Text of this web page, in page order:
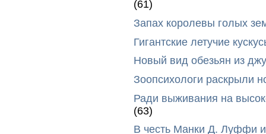
(61)
Запах королевы голых
Гигантские летучие
Новый вид обезьян из
Зоопсихологи раскрыли
Ради выживания на
(63)
В честь Манки Д. Луффи